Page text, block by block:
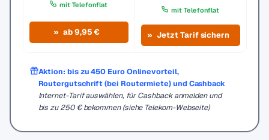
mit Telefonflat
ab 9,95 €
mit Telefonflat
Jetzt Tarif sichern
Aktion: bis zu 450 Euro Onlinevorteil,
Routergutschrift (bei Routermiete) und Cashback
Internet-Tarif auswählen, für Cashback anmelden und
bis zu 250 € bekommen (siehe Telekom-Webseite)